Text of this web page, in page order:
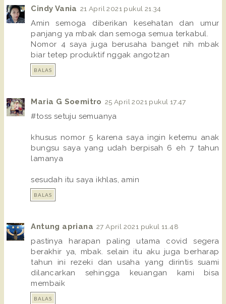
Cindy Vania 21 April 2021 pukul 21.34
Amin semoga diberikan kesehatan dan umur
panjang ya mbak dan semoga semua terkabul.
Nomor 4 saya juga berusaha banget nih mbak
biar tetep produktif nggak angot2an
BALAS
Maria G Soemitro 25 April 2021 pukul 17.47
#toss setuju semuanya
khusus nomor 5 karena saya ingin ketemu anak
bungsu saya yang udah berpisah 6 eh 7 tahun
lamanya
sesudah itu saya ikhlas, amin
BALAS
Antung apriana 27 April 2021 pukul 11.48
pastinya harapan paling utama covid segera
berakhir ya, mbak. selain itu aku juga berharap
tahun ini rezeki dan usaha yang dirintis suami
dilancarkan sehingga keuangan kami bisa
membaik
BALAS